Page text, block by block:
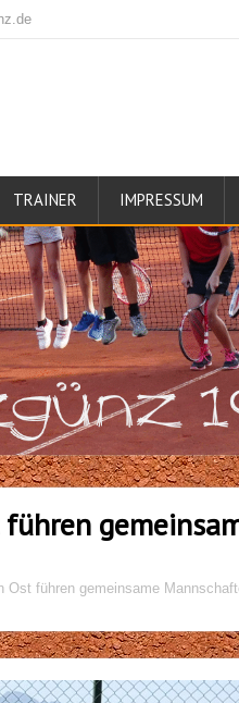
TRAINER IMPRESSUM
Ost führen gemeinsame